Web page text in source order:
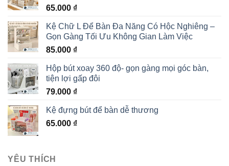
65.000 ₫
Kệ Chữ L Để Bàn Đa Năng Có Hộc Nghiêng –
Gọn Gàng Tối Ưu Không Gian Làm Việc
85.000 ₫
Hộp bút xoay 360 độ- gọn gàng mọi góc bàn,
tiện lợi gấp đôi
79.000 ₫
Kệ đựng bút để bàn dễ thương
65.000 ₫
YÊU THÍCH